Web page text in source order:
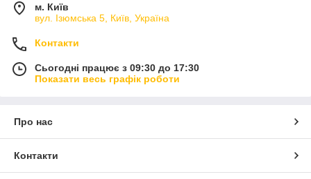
м. Київ
вул. Ізюмська 5, Київ, Україна
Контакти
Сьогодні працює з 09:30 до 17:30
Показати весь графік роботи
Про нас
Контакти